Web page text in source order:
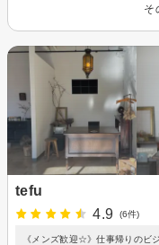
そ
tefu
4.9
(6件)
《メンズ歓迎☆》仕事帰りのビ